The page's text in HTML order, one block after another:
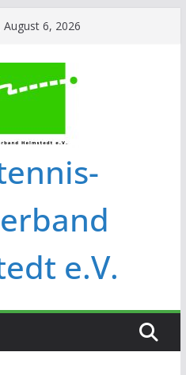
6, 2026
e.V.